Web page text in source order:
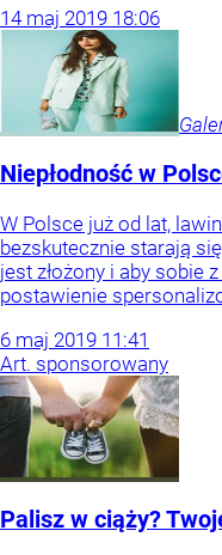
14 maj 2019 18:06
Niepłodność w
W Polsce już od lat,
bezskutecznie starają
jest złożony i aby sobie
postawienie
6 maj 2019 11:41
Art. sponsorowany
Palisz w ciąży?